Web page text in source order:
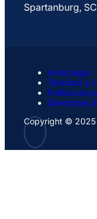
Spartanburg,
Aviso legal
Términos y
Política de
Directrices
Copyright © 2025